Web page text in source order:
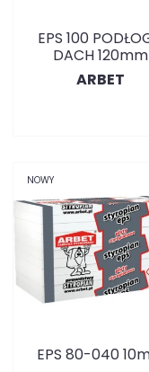
EPS 100
DACH 120mm
ARBET
NOWY
EPS 80-040